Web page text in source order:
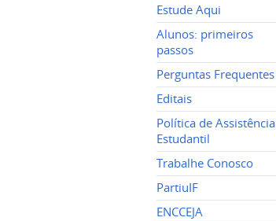
Estude Aqui
Alunos: primeiros
passos
Perguntas Frequentes
Editais
Política de Assistência
Estudantil
Trabalhe Conosco
PartiuIF
ENCCEJA